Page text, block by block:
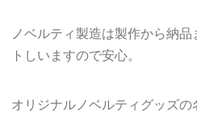
ノベルティ製造は製作から納
トしいますので安心。
オリジナルノベルティグッズ